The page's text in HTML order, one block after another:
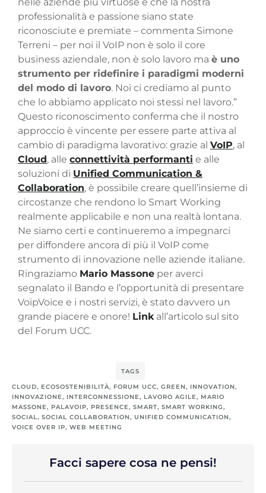
professionalità e passione siano state
riconosciute e premiate – commenta Simone
Terreni – per noi il VoIP non è solo il core
business aziendale, non è solo lavoro ma è uno
strumento per ridefinire i paradigmi moderni
del modo di lavoro. Noi ci crediamo al punto
che lo abbiamo applicato noi stessi nel lavoro.”
Questo riconoscimento conferma che il nostro
approccio è vincente per essere parte attiva al
cambio di paradigma lavorativo: grazie al VoIP, al
Cloud, alle connettività performanti e alle
soluzioni di Unified Communication &
Collaboration, è possibile creare quell’insieme di
circostanze che rendono lo Smart Working
realmente applicabile e non una realtà lontana.
Ne siamo certi e continueremo a impegnarci
per diffondere ancora di più il VoIP come
strumento di innovazione nelle aziende italiane.
Ringraziamo Mario Massone per averci
segnalato il Bando e l’opportunità di presentare
VoipVoice e i nostri servizi, è stato davvero un
grande piacere e onore! Linkall’articolo sul sito
del Forum UCC.
TAGS
CLOUD, ECOSOSTENIBILITÀ, FORUM UCC, GREEN, INNOVATION,
INNOVAZIONE, INTERCONNESSIONE, LAVORO AGILE, MARIO
MASSONE, PALAVOIP, PRESENCE, SMART, SMART WORKING,
SOCIAL, SOCIAL COLLABORATION, UNIFIED COMMUNICATION,
VOICE OVER IP, WEB MEETING
Facci sapere cosa ne pensi!